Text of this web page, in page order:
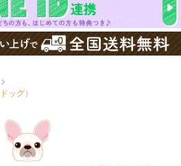
ッグ）